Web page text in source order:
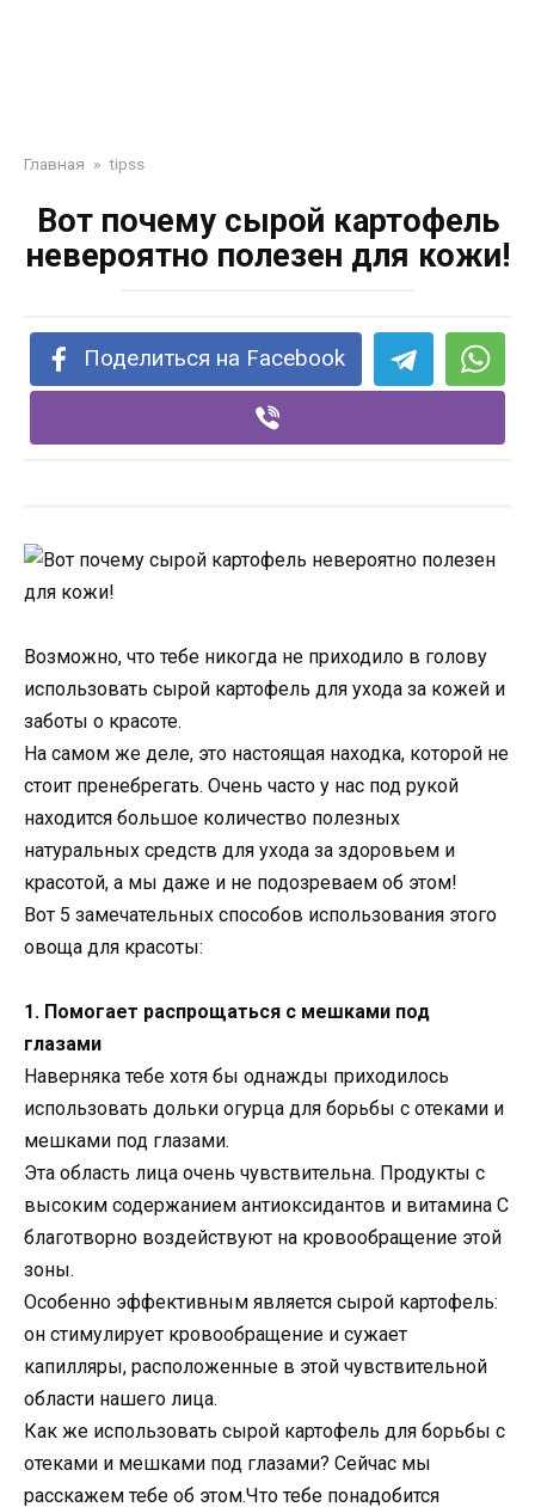
Главная » tipss
Вот почему сырой картофель
невероятно полезен для кожи!
Поделиться на Facebook
Возможно, что тебе никогда не приходило в голову
использовать сырой картофель для ухода за кожей и
заботы о красоте.
На самом же деле, это настоящая находка, которой не
стоит пренебрегать. Очень часто у нас под рукой
находится большое количество полезных
натуральных средств для ухода за здоровьем и
красотой, а мы даже и не подозреваем об этом!
Вот 5 замечательных способов использования этого
овоща для красоты:
1. Помогает распрощаться с мешками под
глазами
Наверняка тебе хотя бы однажды приходилось
использовать дольки огурца для борьбы с отеками и
мешками под глазами.
Эта область лица очень чувствительна. Продукты с
высоким содержанием антиоксидантов и витамина С
благотворно воздействуют на кровообращение этой
зоны.
Особенно эффективным является сырой картофель:
он стимулирует кровообращение и сужает
капилляры, расположенные в этой чувствительной
области нашего лица.
Как же использовать сырой картофель для борьбы с
отеками и мешками под глазами? Сейчас мы
расскажем тебе об этом.Что тебе понадобится